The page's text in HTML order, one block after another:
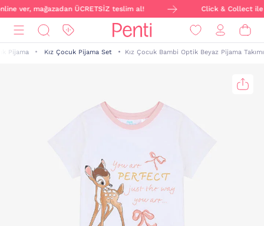
ver, mağazadan ÜCRETSİZ teslim al! Click & Collect ile
Pijama Kız Çocuk Pijama Set Kız Çocuk Bambi Optik Beyaz Pijama Takımı